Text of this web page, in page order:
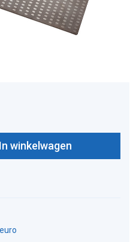
In winkelwagen